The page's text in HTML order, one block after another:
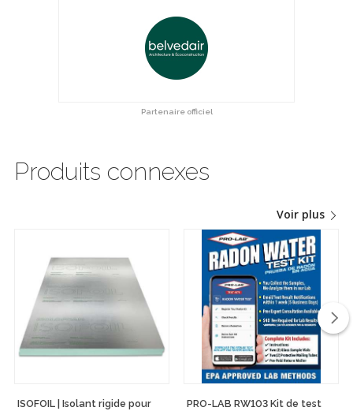
Partenaire officiel
Produits connexes
Voir plus
ISOFOIL | Isolant rigide pour
PRO-LAB RW103 Kit de test